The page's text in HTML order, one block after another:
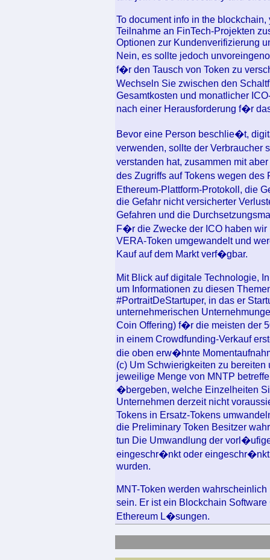
To document info in the
Teilnahme an FinTech-Projekten
Optionen zur Kundenverifizierung
Nein, es sollte jedoch
f�r den Tausch von Token zu
Wechseln Sie zwischen den
Gesamtkosten und monatlicher
nach einer Herausforderung f�r
Bevor eine Person beschlie�t,
verwenden, sollte der
verstanden hat, zusammen mit
des Zugriffs auf Tokens wegen
Ethereum-Plattform-Protokoll, die
die Gefahr nicht versicherter
Gefahren und die
F�r die Zwecke der ICO haben
VERA-Token umgewandelt und
Kauf auf dem Markt verf�gbar.
Mit Blick auf digitale Technologie,
um Informationen zu diesen
#PortraitDeStartuper, in das er
unternehmerischen
Coin Offering) f�r die meisten der
in einem Crowdfunding-Verkauf
die oben erw�hnte
(c) Um Schwierigkeiten zu
jeweilige Menge von MNTP
�bergeben, welche Einzelheiten
Unternehmen derzeit nicht
Tokens in Ersatz-Tokens
die Preliminary Token Besitzer
tun Die Umwandlung der
eingeschr�nkt oder eingeschr�nkt
wurden.
MNT-Token werden
sein. Er ist ein Blockchain
Ethereum L�sungen.